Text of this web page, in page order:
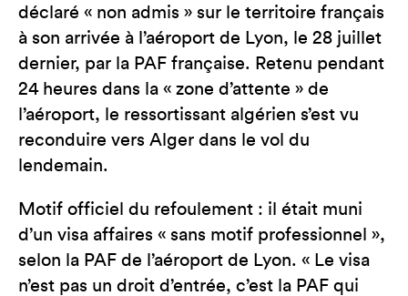
déclaré « non admis » sur le territoire français
à son arrivée à l’aéroport de Lyon, le 28 juillet
dernier, par la PAF française. Retenu pendant
24 heures dans la « zone d’attente » de
l’aéroport, le ressortissant algérien s’est vu
reconduire vers Alger dans le vol du
lendemain.
Motif officiel du refoulement : il était muni
d’un visa affaires « sans motif professionnel »,
selon la PAF de l’aéroport de Lyon. « Le visa
n’est pas un droit d’entrée, c’est la PAF qui